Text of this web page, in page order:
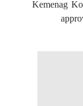
Kemenag